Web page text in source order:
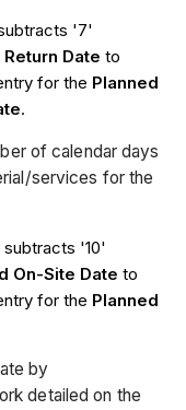
'7'
Date to
for the Planned
.
of calendar days
services for the
'10'
On-Site Date to
for the Planned
by
detailed on the